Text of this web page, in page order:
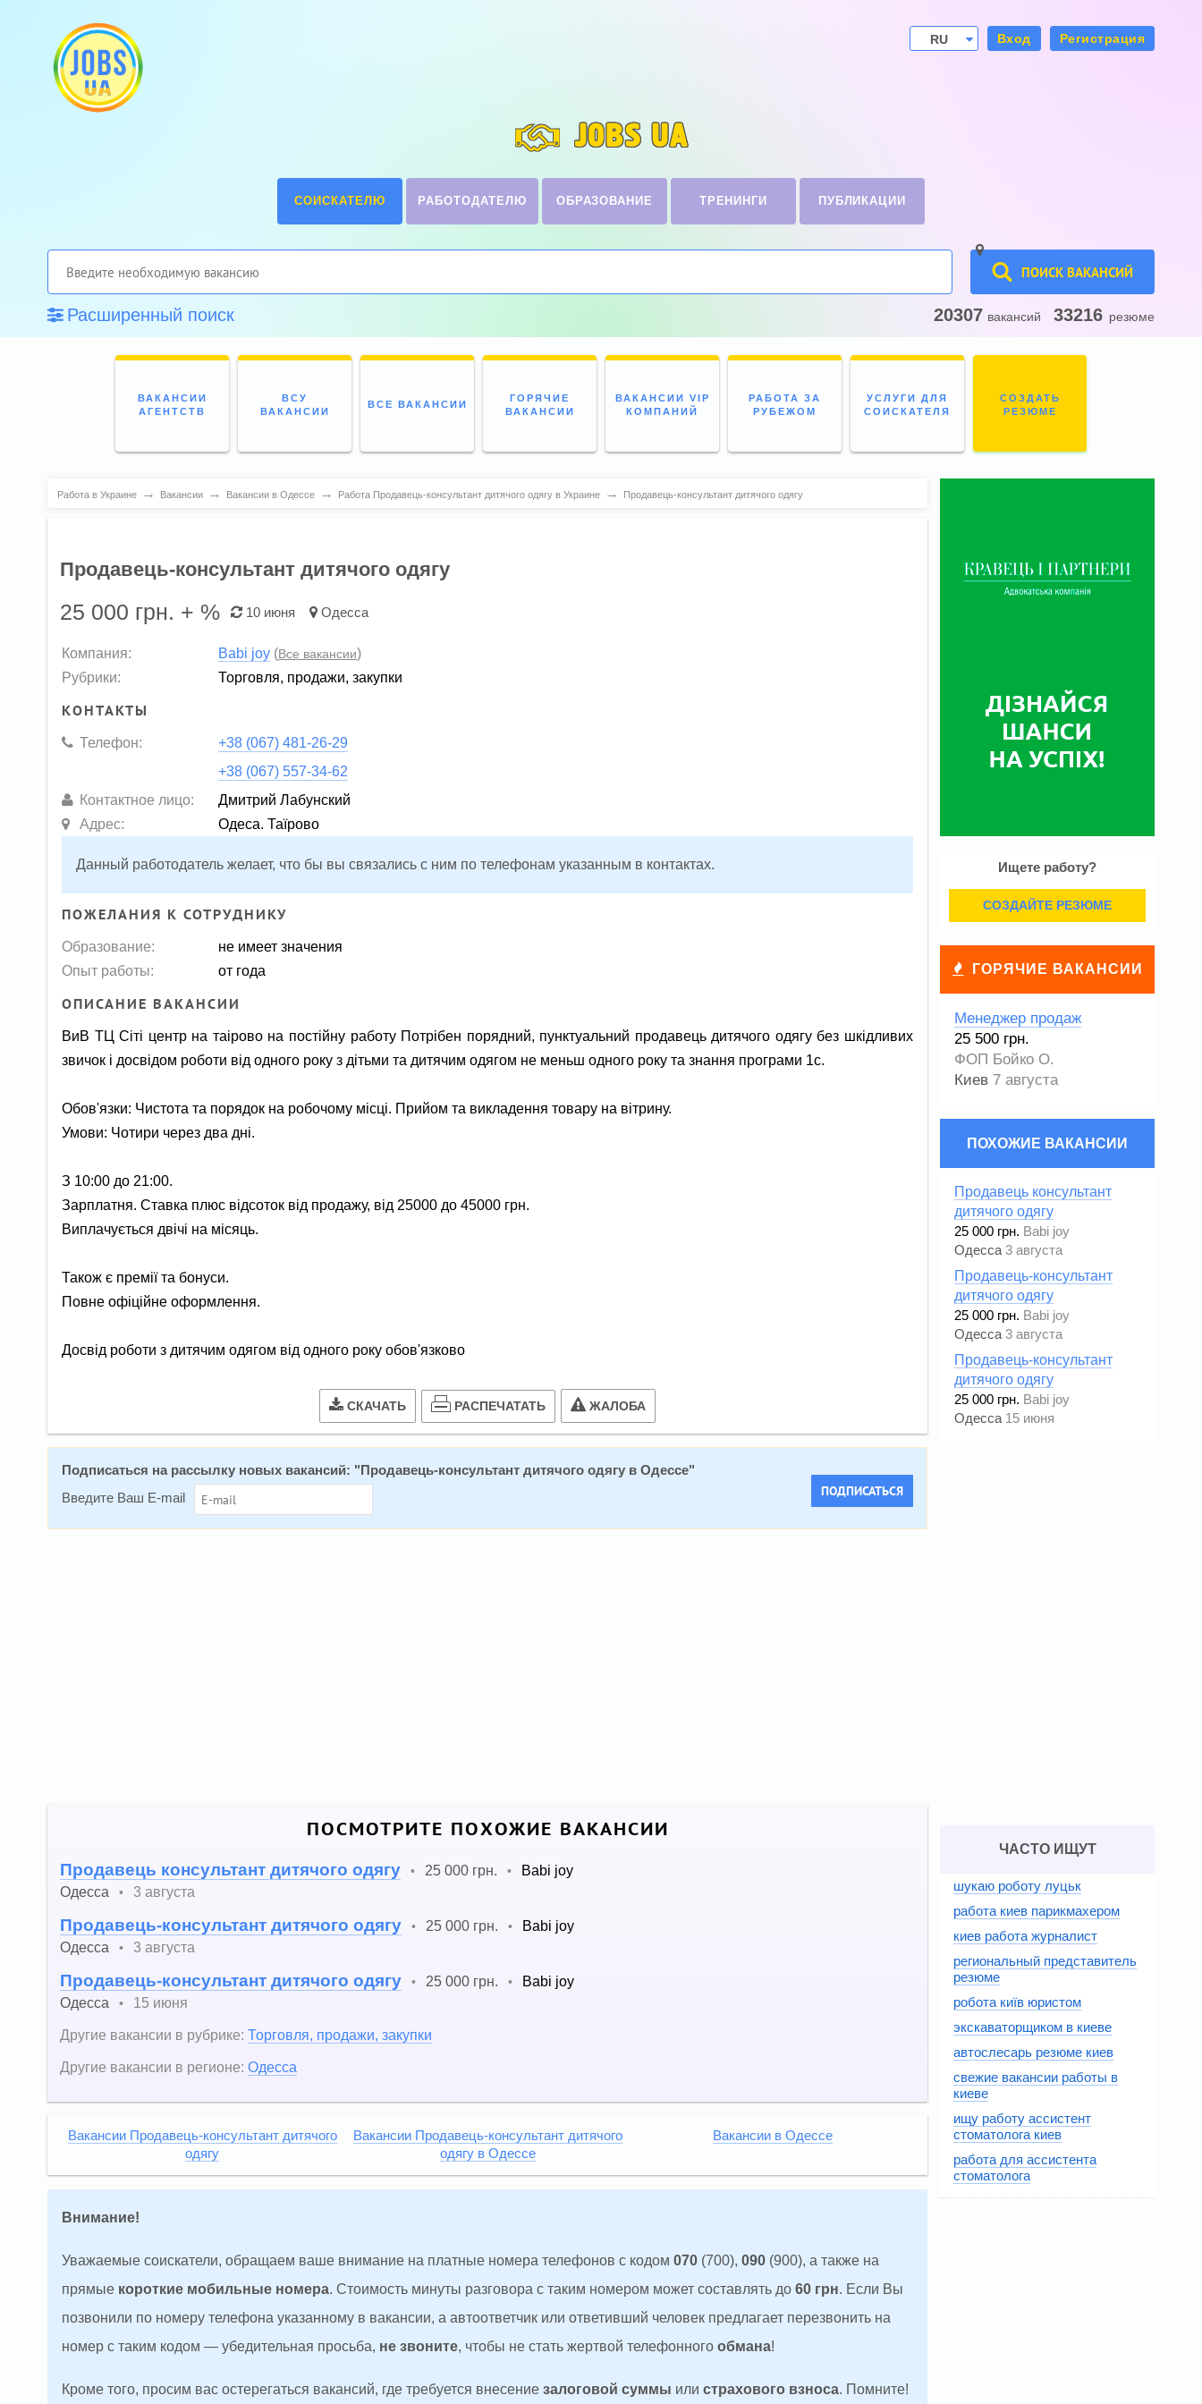
RU
Вход Регистрация
JOBS UA
СОИСКАТЕЛЮ РАБОТОДАТЕЛЮ ОБРАЗОВАНИЕ ТРЕНИНГИ ПУБЛИКАЦИИ
ПОИСК ВАКАНСИЙ
Расширенный поиск 20307 вакансий 33216 резюме
ВАКАНСИИ
АГЕНТСТВ
ВСУ
ВАКАНСИИ
ВСЕ ВАКАНСИИ
ГОРЯЧИЕ
ВАКАНСИИ
ВАКАНСИИ VIP
КОМПАНИЙ
РАБОТА ЗА
РУБЕЖОМ
УСЛУГИ ДЛЯ
СОИСКАТЕЛЯ
СОЗДАТЬ
РЕЗЮМЕ
Работа в Украине → Вакансии → Вакансии в Одессе → Работа Продавець-консультант дитячого одягу в Украине → Продавець-консультант дитячого одягу
Продавець-консультант дитячого одягу
25 000 грн. + % 10 июня Одесса
Компания: Babi joy (Все вакансии)
Рубрики:
Торговля, продажи, закупки
КОНТАКТЫ
Телефон:
+38 (067) 481-26-29
+38 (067) 557-34-62
Контактное лицо:
Дмитрий Лабунский
Адрес:
Одеса. Таїрово
Данный работодатель желает, что бы вы связались с ним по телефонам указанным в контактах.
ПОЖЕЛАНИЯ К СОТРУДНИКУ
Образование:
не имеет значения
Опыт работы:
от года
ОПИСАНИЕ ВАКАНСИИ
ВиВ ТЦ Сіті центр на таірово на постійну работу Потрібен порядний, пунктуальний продавець дитячого одягу без шкідливих
звичок і досвідом роботи від одного року з дітьми та дитячим одягом не меньш одного року та знання програми 1с.
Обов'язки: Чистота та порядок на робочому місці. Прийом та викладення товару на вітрину.
Умови: Чотири через два дні.
З 10:00 до 21:00.
Зарплатня. Ставка плюс відсоток від продажу, від 25000 до 45000 грн.
Виплачується двічі на місяць.
Також є премії та бонуси.
Повне офіційне оформлення.
Досвід роботи з дитячим одягом від одного року обов'язково
СКАЧАТЬ РАСПЕЧАТАТЬ ЖАЛОБА
Подписаться на расcылку новых вакансий: " Продавець-консультант дитячого одягу в Одессе"
Введите Ваш E-mail
ПОДПИСАТЬСЯ
ПОСМОТРИТЕ ПОХОЖИЕ ВАКАНСИИ
Продавець консультант дитячого одягу • 25 000 грн. •
Babi joy
Одесса
• 3 августа
Продавець-консультант дитячого одягу • 25 000 грн. •
Babi joy
Одесса
• 3 августа
Продавець-консультант дитячого одягу • 25 000 грн. •
Babi joy
Одесса
•
15 июня
Другие вакансии в рубрике: Торговля, продажи, закупки
Другие вакансии в регионе: Одесса
Вакансии Продавець-консультант дитячого
одягу
Вакансии Продавець-консультант дитячого
одягу в Одессе
Вакансии в Одессе
Внимание!
Уважаемые соискатели, обращаем ваше внимание на платные номера телефонов с кодом 070 (700), 090 (900), а также на
прямые короткие мобильные номера. Стоимость минуты разговора с таким номером может составлять до 60 грн. Если Вы
позвонили по номеру телефона указанному в вакансии, а автоответчик или ответивший человек предлагает перезвонить на
номер с таким кодом — убедительная просьба, не звоните, чтобы не стать жертвой телефонного обмана!
Кроме того, просим вас остерегаться вакансий, где требуется внесение залоговой суммы или страхового взноса. Помните!
Ищете работу?
СОЗДАЙТЕ РЕЗЮМЕ
ГОРЯЧИЕ ВАКАНСИИ
Менеджер продаж
25 500 грн.
ФОП Бойко О.
Киев 7 августа
ПОХОЖИЕ ВАКАНСИИ
Продавець консультант
дитячого одягу
25 000 грн. Babi joy
Одесса 3 августа
Продавець-консультант
дитячого одягу
25 000 грн. Babi joy
Одесса 3 августа
Продавець-консультант
дитячого одягу
25 000 грн. Babi joy
Одесса 15 июня
ЧАСТО ИЩУТ
шукаю роботу луцьк
работа киев парикмахером
киев работа журналист
региональный представитель
резюме
робота київ юристом
экскаваторщиком в киеве
автослесарь резюме киев
свежие вакансии работы в
киеве
ищу работу ассистент
стоматолога киев
работа для ассистента
стоматолога